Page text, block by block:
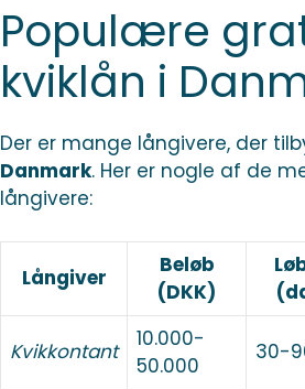
Populære
kviklån i
Der er mange långivere, der
Danmark. Her er nogle af de
långivere:
Långiver
Beløb
(DKK)
Kvikkontant
10.000-
50.000
30-